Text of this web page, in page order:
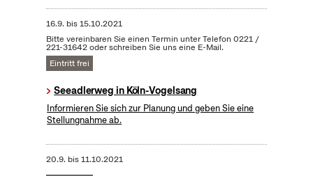
16.9. bis15.10.2021
Bitte vereinbaren Sie einen Termin unter Telefon 0221 /
221-31642 oder schreiben Sie uns eine E-Mail.
Eintritt frei
Seeadlerweg in Köln-Vogelsang
Informieren Sie sich zur Planung und geben Sie eine
Stellungnahme ab.
20.9. bis11.10.2021